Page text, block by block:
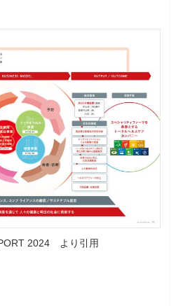
2024 より引用